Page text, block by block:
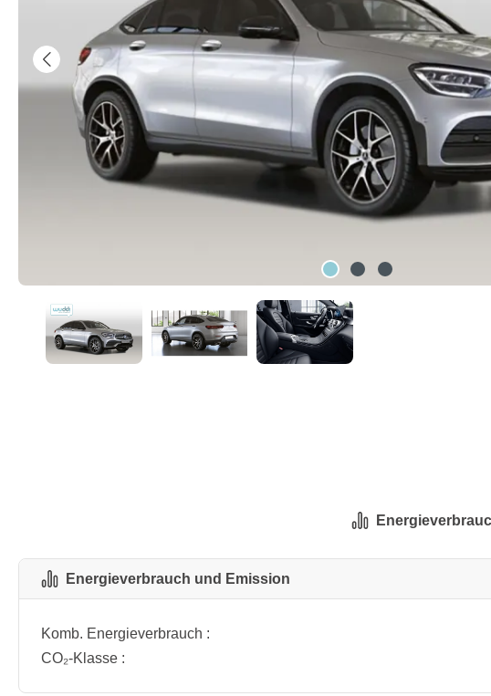
Energieverbrauch und Emission
Komb. Energieverbrauch :
CO₂-Klasse :